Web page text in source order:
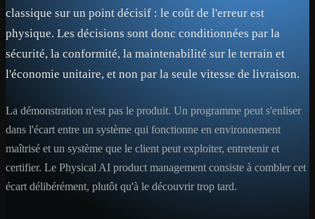
classique sur un point décisif : le coût de l'erreur est
physique. Les décisions sont donc conditionnées par la
sécurité, la conformité, la maintenabilité sur le terrain et
l'économie unitaire, et non par la seule vitesse de livraison.
La démonstration n'est pas le produit. Un programme peut s'enliser
dans l'écart entre un système qui fonctionne en environnement
maîtrisé et un système que le client peut exploiter, entretenir et
certifier. Le Physical AI product management consiste à combler cet
écart délibérément, plutôt qu'à le découvrir trop tard.